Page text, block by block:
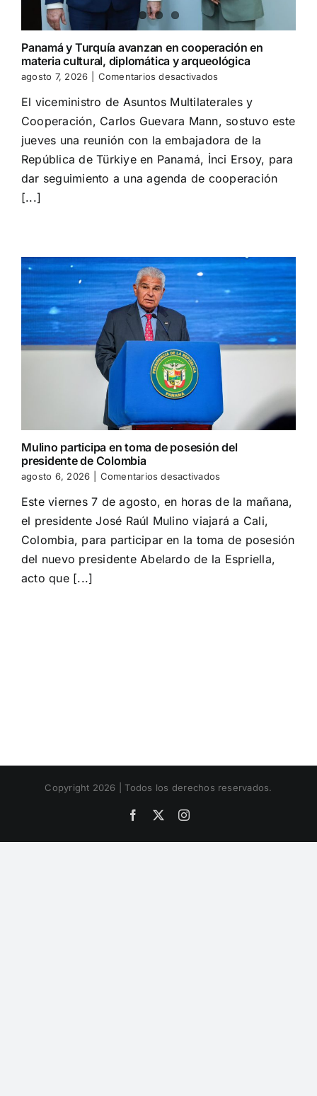
Panamá y Turquía avanzan en cooperación en
materia cultural, diplomática y arqueológica
agosto 7, 2026 Comentarios desactivadosen
y
Turquía
avanzan
en
cooperación
materia
El viceministro de Asuntos Multilaterales y
Cooperación, Carlos Guevara Mann, sostuvo este
jueves una reunión con la embajadora de la
República de Türkiye en Panamá, İnci Ersoy, para
dar seguimiento a una agenda de cooperación
[...]
Mulino participa en toma de posesión del
presidente de Colombia
agosto 6, 2026 Comentarios desactivadosen
participa
en
toma
de
posesión
Este viernes 7 de agosto, en horas de la mañana,
el presidente José Raúl Mulino viajará a Cali,
Colombia, para participar en la toma de posesión
del nuevo presidente Abelardo de la Espriella,
acto que [...]
Copyright 2026 | Todos los derechos reservados.
Facebook Instagram